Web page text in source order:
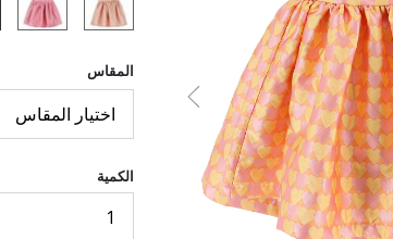
السابق
المقاس
اختيار المقاس
الكمية
1